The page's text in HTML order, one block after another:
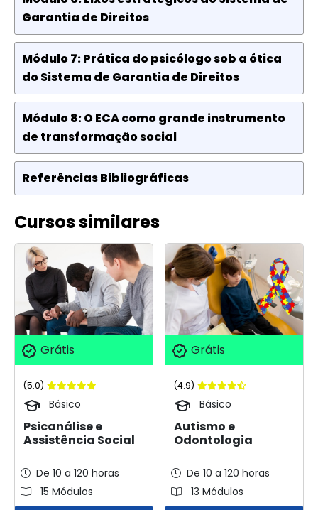
Garantia de Direitos
Módulo 7: Prática do psicólogo sob a ótica
do Sistema de Garantia de Direitos
Módulo 8: O ECA como grande instrumento
de transformação social
Referências Bibliográficas
Cursos similares
Grátis
(5.0)
Básico
Psicanálise e
Assistência Social
De 10 a 120 horas
15 Módulos
Grátis
(4.9)
Básico
Autismo e
Odontologia
De 10 a 120 horas
13 Módulos